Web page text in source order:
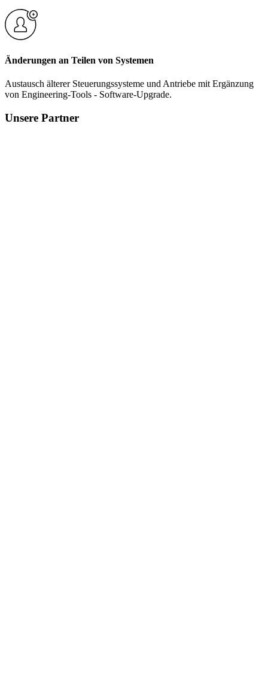
Änderungen an Teilen von Systemen
Austausch älterer Steuerungssysteme und Antriebe mit Ergänzung
von Engineering-Tools - Software-Upgrade.
Unsere Partner